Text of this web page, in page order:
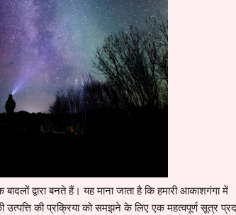
द्वारा बनते हैं। यह माना जाता है कि हमारी आकाशगंगा में
की प्रक्रिया को समझने के लिए एक महत्वपूर्ण सूत्र